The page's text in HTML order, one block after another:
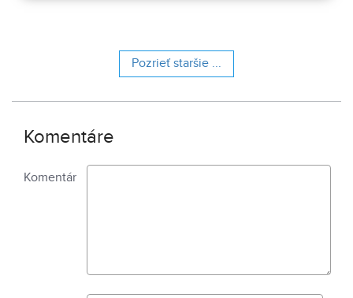
Pozrieť staršie ...
Komentáre
Komentár